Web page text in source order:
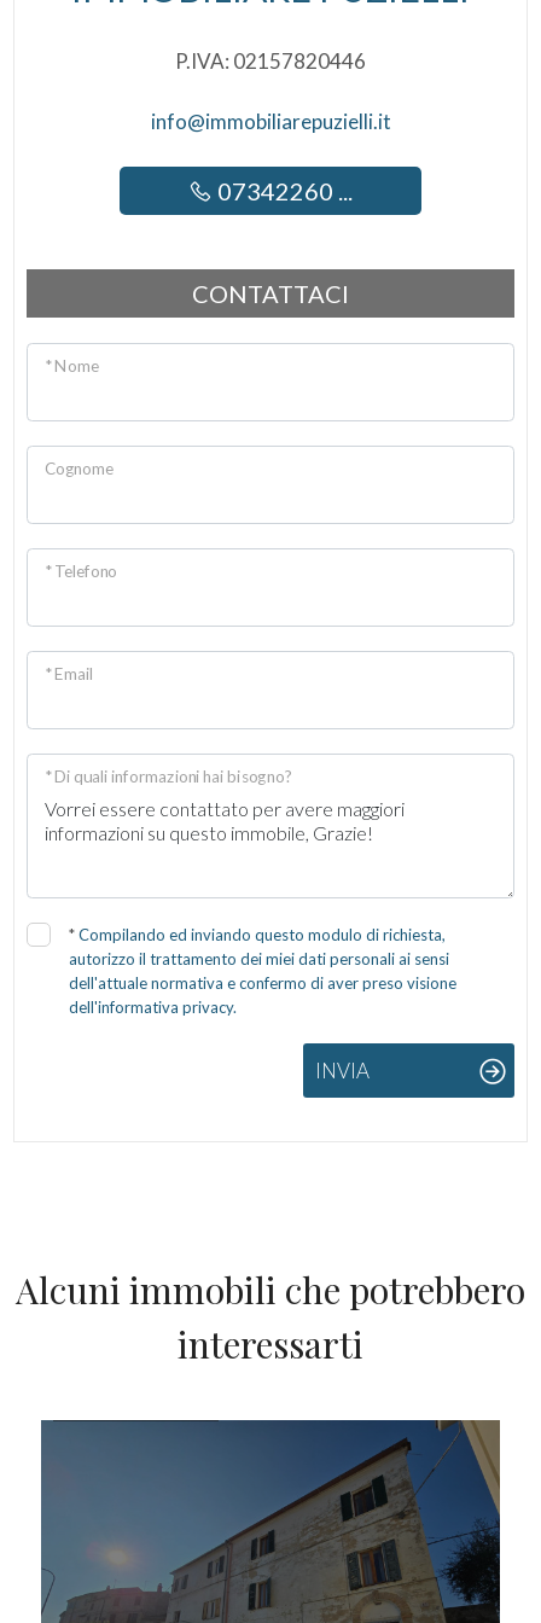
P.IVA: 02157820446
info@immobiliarepuzielli.it
07342260 ...
CONTATTACI
* Nome
Cognome
* Telefono
* Email
* Di quali informazioni hai bisogno?
*Compilando ed inviando questo modulo di richiesta,
autorizzo il trattamento dei miei dati personali ai sensi
dell'attuale normativa e confermo di aver preso visione
dell'informativa privacy.
INVIA
Alcuni immobili che potrebbero
interessarti